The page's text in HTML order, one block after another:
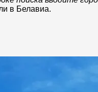
в Белавиа.